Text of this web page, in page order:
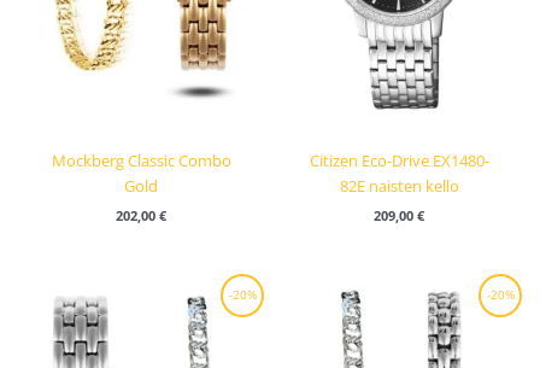
Mockberg Classic Combo
Gold
202,00 €
Citizen Eco-Drive EX1480-
82E naisten kello
209,00 €
-20%
Alkuperäinen
202,00 €.
Nykyinen
hinta
on:
161,60 €.
-20%
Alkuperäinen
hinta
202,00 €.
Nykyinen
hinta
on:
161,60 €.